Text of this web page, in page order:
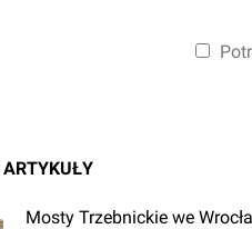
Mosty Trzebnickie we